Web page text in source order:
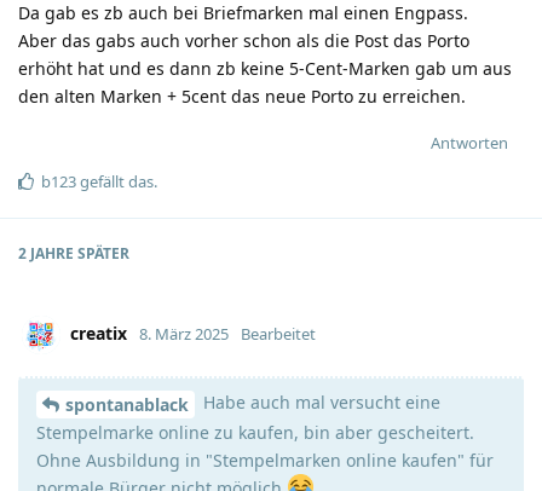
Da gab es zb auch bei Briefmarken mal einen Engpass.
Aber das gabs auch vorher schon als die Post das Porto
erhöht hat und es dann zb keine 5-Cent-Marken gab um aus
den alten Marken + 5cent das neue Porto zu erreichen.
Antworten
b123gefällt das.
2 JAHRE SPÄTER
creatix 8. März 2025 Bearbeitet
spontanablack
Habe auch mal versucht eine
Stempelmarke online zu kaufen, bin aber gescheitert.
Ohne Ausbildung in "Stempelmarken online kaufen" für